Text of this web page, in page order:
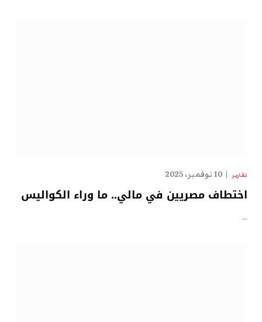
تقارير 10 نوفمبر، 2025
اختطاف مصريين في مالي.. ما وراء الكواليس
…